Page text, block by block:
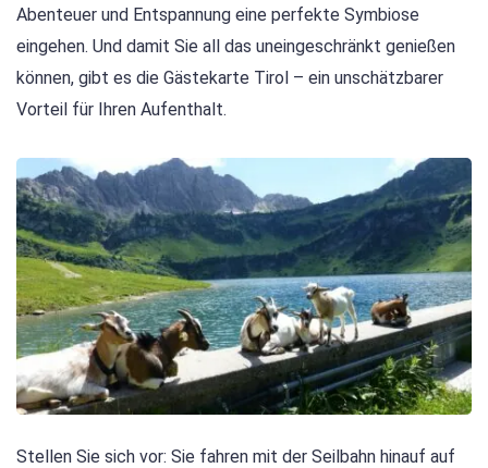
Abenteuer und Entspannung eine perfekte Symbiose
eingehen. Und damit Sie all das uneingeschränkt genießen
können, gibt es die Gästekarte Tirol – ein unschätzbarer
Vorteil für Ihren Aufenthalt.
Stellen Sie sich vor: Sie fahren mit der Seilbahn hinauf auf